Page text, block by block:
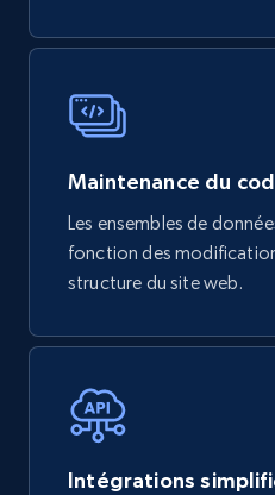
Maintenance du
Les ensembles de
fonction des
structure du site web.
Intégrations